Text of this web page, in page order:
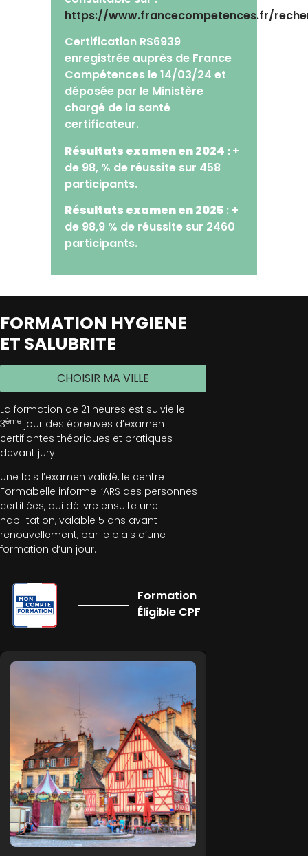
https://www.francecompetences.fr/
Certification RS6939
enregistrée auprès de France
Compétences le 14/03/24 et
déposée par le Ministère
chargé de la santé
certificateur.
Résultats examen en 2024 :+
de 98, % de réussite sur 458
participants.
Résultats examen en 2025 : +
de 98,9 % de réussite sur 2460
participants.
FORMATION HYGIENE
ET SALUBRITE
CHOISIR MA VILLE
La formation de 21 heures est suivie le
3ème jour des épreuves d’examen
certifiantes théoriques et pratiques
devant jury.
Une fois l’examen validé, le centre
Formabelle informe l’ARS des personnes
certifiées, qui délivre ensuite une
habilitation, valable 5 ans avant
renouvellement, par le biais d’une
formation d’un jour.
Formation
Éligible CPF